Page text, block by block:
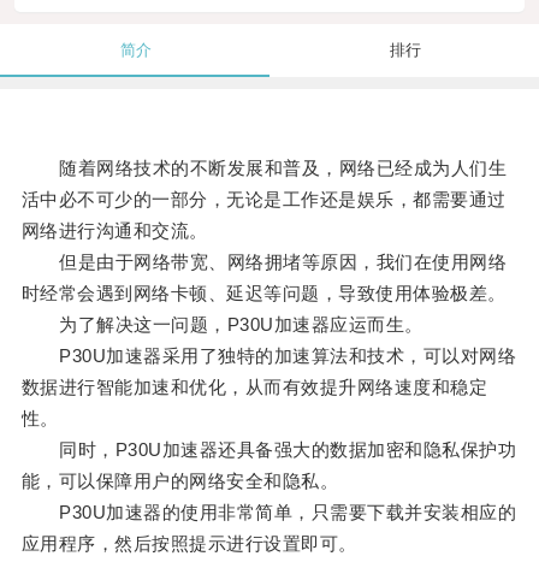
简介 排行
随着网络技术的不断发展和普及，网络已经成为人们生
活中必不可少的一部分，无论是工作还是娱乐，都需要通过
网络进行沟通和交流。
但是由于网络带宽、网络拥堵等原因，我们在使用网络
时经常会遇到网络卡顿、延迟等问题，导致使用体验极差。
为了解决这一问题，P30U加速器应运而生。
P30U加速器采用了独特的加速算法和技术，可以对网络
数据进行智能加速和优化，从而有效提升网络速度和稳定
性。
同时，P30U加速器还具备强大的数据加密和隐私保护功
能，可以保障用户的网络安全和隐私。
P30U加速器的使用非常简单，只需要下载并安装相应的
应用程序，然后按照提示进行设置即可。